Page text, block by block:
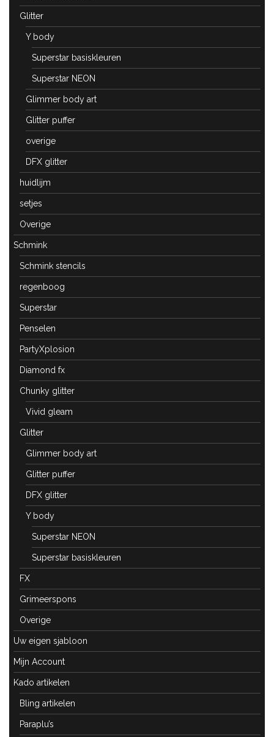
Glitter
Y body
Superstar basiskleuren
Superstar NEON
Glimmer body art
Glitter puffer
overige
DFX glitter
huidlijm
setjes
Overige
Schmink
Schmink stencils
regenboog
Superstar
Penselen
PartyXplosion
Diamond fx
Chunky glitter
Vivid gleam
Glitter
Glimmer body art
Glitter puffer
DFX glitter
Y body
Superstar NEON
Superstar basiskleuren
FX
Grimeerspons
Overige
Uw eigen sjabloon
Mijn Account
Kado artikelen
Bling artikelen
Paraplu’s